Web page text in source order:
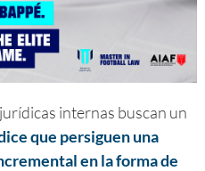
internas buscan un
que persiguen una
en la forma de